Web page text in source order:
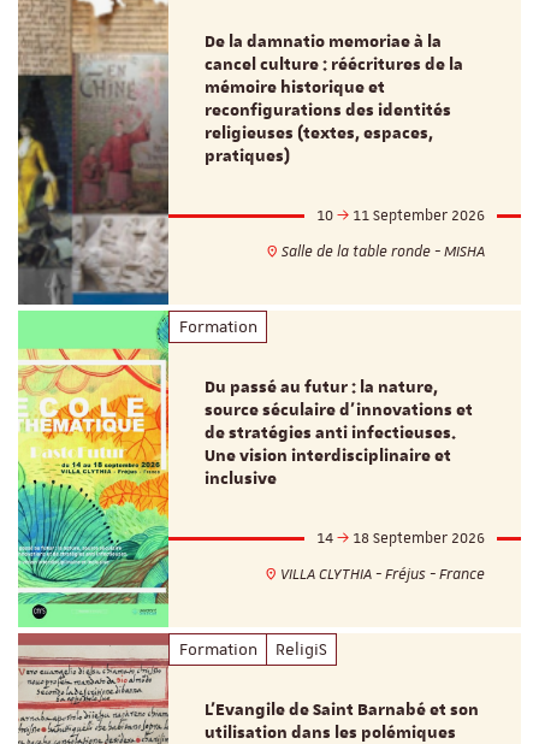
De la damnatio memoriae à la
cancel culture : réécritures de la
mémoire historique et
reconfigurations des identités
religieuses (textes, espaces,
pratiques)
10
11 September 2026
Salle de la table ronde - MISHA
Formation
Du passé au futur : la nature,
source séculaire d’innovations et
de stratégies anti infectieuses.
Une vision interdisciplinaire et
inclusive
14
18 September 2026
VILLA CLYTHIA - Fréjus - France
Formation ReligiS
L’Evangile de Saint Barnabé et son
utilisation dans les polémiques